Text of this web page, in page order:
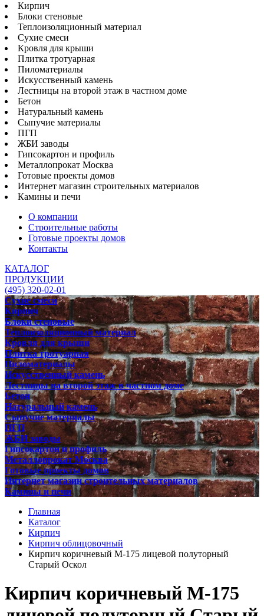
Кирпич
Блоки стеновые
Теплоизоляционный материал
Сухие смеси
Кровля для крыши
Плитка тротуарная
Пиломатериалы
Искусственный камень
Лестницы на второй этаж в частном доме
Бетон
Натуральный камень
Сыпучие материалы
ПГП
ЖБИ заводы
Гипсокартон и профиль
Металлопрокат Москва
Готовые проекты домов
Интернет магазин строительных материалов
Камины и печи
О компании
Строительные работы
Готовые проекты домов
Контакты
КАТАЛОГ
ПРОДУКЦИИ
(495) 320-02-01
Сухие смеси
Кирпич
Блоки стеновые
Теплоизоляционный материал
Кровля для крыши
Плитка тротуарная
Пиломатериалы
Искусственный камень
Лестницы на второй этаж в частном доме
Бетон
Натуральный камень
Сыпучие материалы
ПГП
ЖБИ заводы
Гипсокартон и профиль
Металлопрокат Москва
Готовые проекты домов
Интернет магазин строительных материалов
Камины и печи
Главная
Каталог
Кирпич
Кирпич облицовочный
Кирпич коричневый М-175 лицевой полуторный
Старый Оскол
Кирпич коричневый М-175